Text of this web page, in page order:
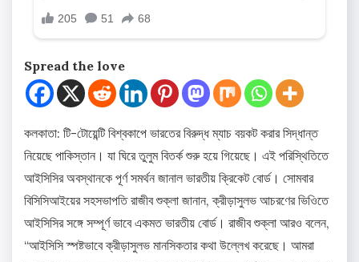
Spread the love
কলকাতা: টি-টোয়েন্টি বিশ্বকাপে ভারতের বিরুদ্ধ ম্যাচ বয়কট করার সিদ্ধান্ত
নিয়েছে পাকিস্তান। যা ঘিরে তুলুম বিতর্ক শুরু হয়ে গিয়েছে। এই পরিস্থিতিতে
আইসিসির অবস্থানকে পূর্ণ সমর্থন জানাল ভারতীয় ক্রিকেট বোর্ড। সোমবার
বিসিসিআইয়ের সহসভাপতি রাজীব শুক্লা জানান, ক্রীড়াসুলভ আচরণের ভিওিতে
আইসিসির সঙ্গে সম্পূর্ণ ভাবে একমত ভারতীয় বোর্ড। রাজীব শুক্লা আরও বলেন,
“আইসিসি স্পষ্টভাবে ক্রীড়াসুলভ মানসিকতার কথা উল্লেখ করেছে। আমরা